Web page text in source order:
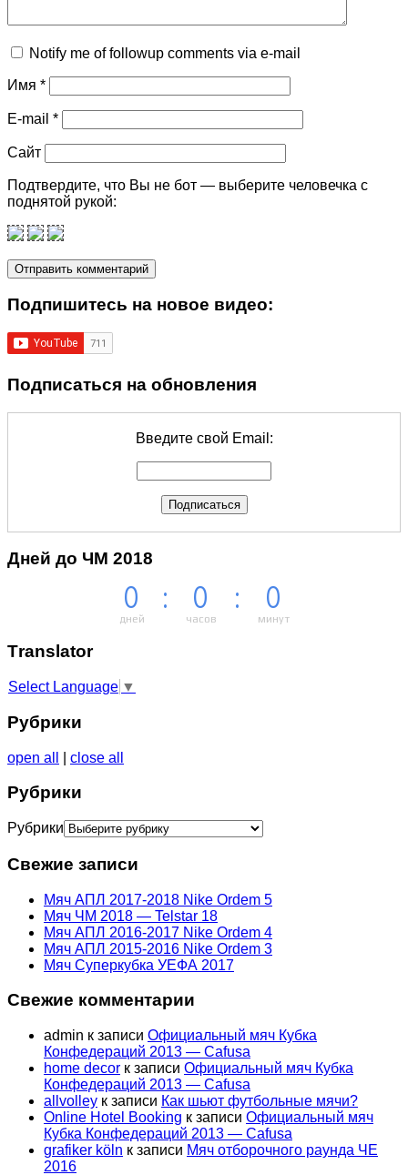
Notify me of followup comments via e-mail
Имя *
E-mail *
Сайт
Подтвердите, что Вы не бот — выберите человечка с
поднятой рукой:
Подпишитеcь на новое видео:
Подписаться на обновления
Введите свой Email:
Дней до ЧМ 2018
0
дней
: 0
часов
: 0
минут
Тranslator
Select Language ▼
Рубрики
open all close all
Рубрики
Рубрики
Свежие записи
Мяч АПЛ 2017-2018 Nike Ordem 5
Мяч ЧМ 2018 — Telstar 18
Мяч АПЛ 2016-2017 Nike Ordem 4
Мяч АПЛ 2015-2016 Nike Ordem 3
Мяч Суперкубка УЕФА 2017
Свежие комментарии
admin к записи Официальный мяч Кубка
Конфедераций 2013 — Cafusa
home decor к записи Официальный мяч Кубка
Конфедераций 2013 — Cafusa
allvolley к записи Как шьют футбольные мячи?
Online Hotel Booking к записи Официальный мяч
Кубка Конфедераций 2013 — Cafusa
grafiker köln к записи Мяч отборочного раунда ЧЕ
2016